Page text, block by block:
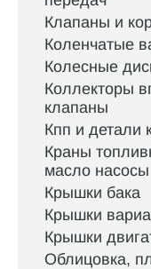
Клапаны и
Коленчатые
Колесные
Коллекторы
клапаны
Кпп и детали
Краны
масло насосы
Крышки бака
Крышки
Крышки
Облицовка,